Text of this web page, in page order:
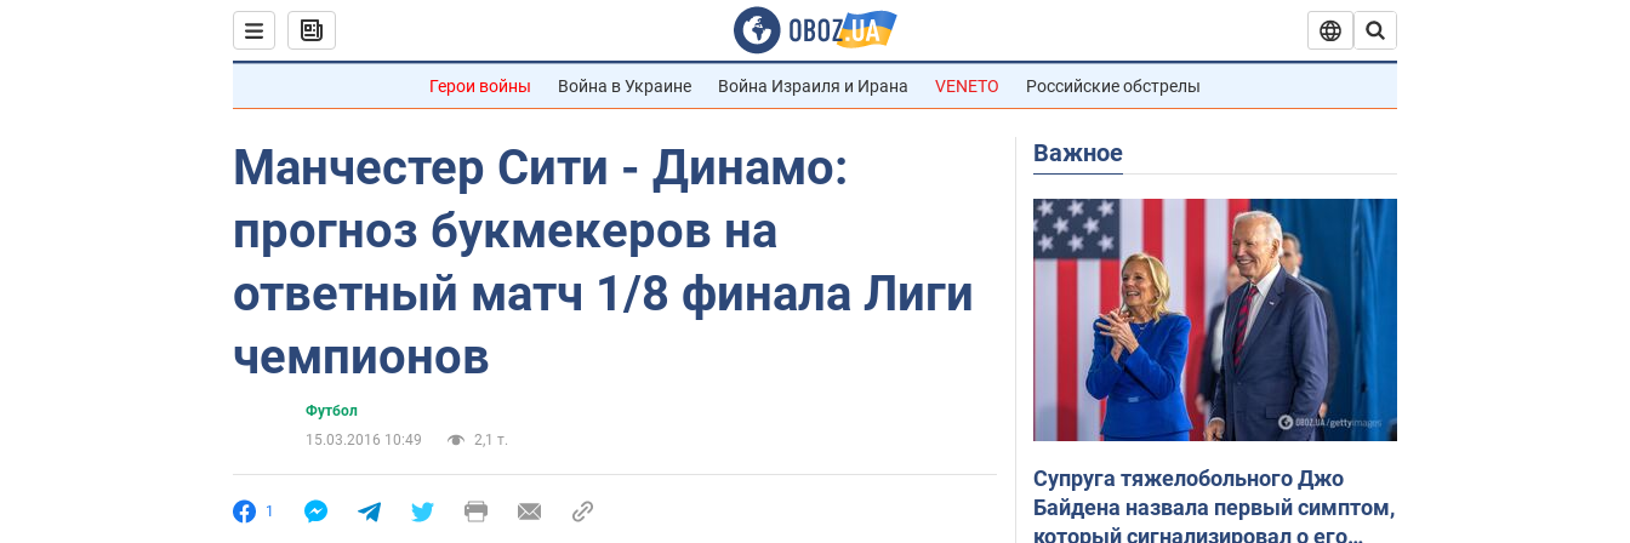
Герои войны Война в Украине Война Израиля и Ирана VENETO Российские обстрелы
Манчестер Сити - Динамо:
прогноз букмекеров на
ответный матч 1/8 финала Лиги
чемпионов
Футбол
15.03.2016 10:49
2,1 т.
1
Важное
Супруга тяжелобольного Джо
Байдена назвала первый симптом,
который сигнализировал о его